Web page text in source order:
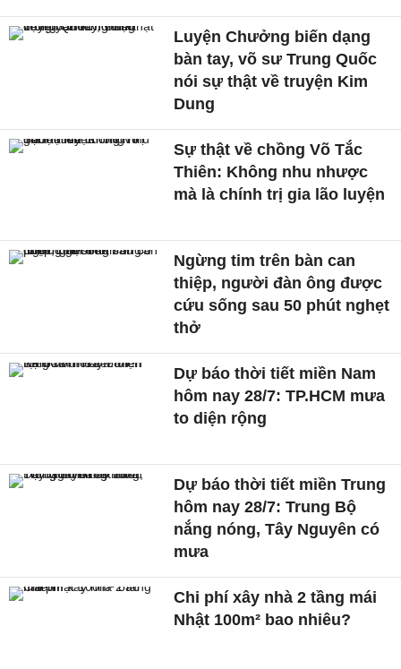
Luyện Chưởng biến dạng
bàn tay, võ sư Trung Quốc
nói sự thật về truyện Kim
Dung
Sự thật về chồng Võ Tắc
Thiên: Không nhu nhược
mà là chính trị gia lão luyện
Ngừng tim trên bàn can
thiệp, người đàn ông được
cứu sống sau 50 phút nghẹt
thở
Dự báo thời tiết miền Nam
hôm nay 28/7: TP.HCM mưa
to diện rộng
Dự báo thời tiết miền Trung
hôm nay 28/7: Trung Bộ
nắng nóng, Tây Nguyên có
mưa
Chi phí xây nhà 2 tầng mái
Nhật 100m² bao nhiêu?